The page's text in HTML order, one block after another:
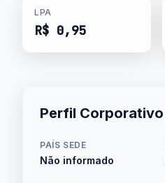
LPA
R$ 0,95
Perfil Corporativo
PAÍS SEDE
Não informado